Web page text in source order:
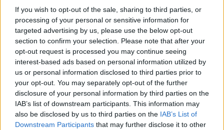
If you wish to opt-out of the sale, sharing to third parties, or
processing of your personal or sensitive information for
targeted advertising by us, please use the below opt-out
section to confirm your selection. Please note that after your
opt-out request is processed you may continue seeing
interest-based ads based on personal information utilized by
us or personal information disclosed to third parties prior to
your opt-out. You may separately opt-out of the further
disclosure of your personal information by third parties on the
IAB’s list of downstream participants. This information may
also be disclosed by us to third parties on the IAB’s List of
Downstream Participants that may further disclose it to other
La maglia verde militare è ancora in produzione ma